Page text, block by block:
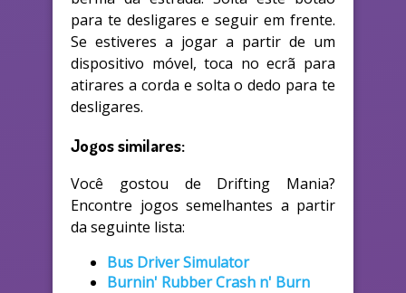
para te desligares e seguir em frente.
Se estiveres a jogar a partir de um
dispositivo móvel, toca no ecrã para
atirares a corda e solta o dedo para te
desligares.
Jogos similares:
Você gostou de Drifting Mania?
Encontre jogos semelhantes a partir
da seguinte lista:
Bus Driver Simulator
Burnin' Rubber Crash n' Burn